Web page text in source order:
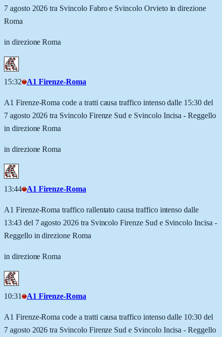
7 agosto 2026 tra Svincolo Fabro e Svincolo Orvieto in direzione
Roma
in direzione Roma
15:32 A1 Firenze-Roma
A1 Firenze-Roma code a tratti causa traffico intenso dalle 15:30 del
7 agosto 2026 tra Svincolo Firenze Sud e Svincolo Incisa - Reggello
in direzione Roma
in direzione Roma
13:44 A1 Firenze-Roma
A1 Firenze-Roma traffico rallentato causa traffico intenso dalle
13:43 del 7 agosto 2026 tra Svincolo Firenze Sud e Svincolo Incisa -
Reggello in direzione Roma
in direzione Roma
10:31 A1 Firenze-Roma
A1 Firenze-Roma code a tratti causa traffico intenso dalle 10:30 del
7 agosto 2026 tra Svincolo Firenze Sud e Svincolo Incisa - Reggello